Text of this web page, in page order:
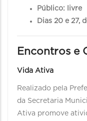
Público: livre
Dias 20 e 27,
Encontros e
Vida Ativa
Realizado pela
da Secretaria
Ativa promove